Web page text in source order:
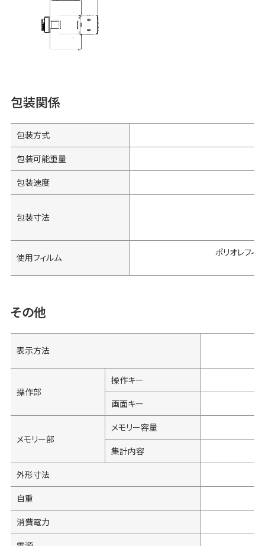
包装関係
包装方式
包装可能重量
包装速度
包装寸法
使用フィルム ポリオレフィ
その他
表示方法
操作部
操作キー
画面キー
メモリー部
メモリー容量
集計内容
外形寸法
自重
消費電力